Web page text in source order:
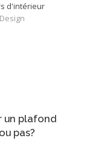
d'intérieur
un plafond
pas?